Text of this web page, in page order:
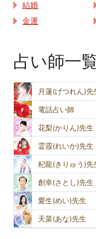
結婚
金運
占い師一
月蓮(げつれん)先
電話占い師
花梨(かりん)先生
霊霞(れいか)先生
杞龍(きりゅう)先
創幸(さとし)先生
愛生(めい)先生
天菜(あな)先生